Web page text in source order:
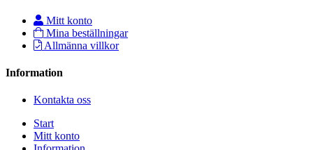
Mitt konto
Mina beställningar
Allmänna villkor
Information
Kontakta oss
Start
Mitt konto